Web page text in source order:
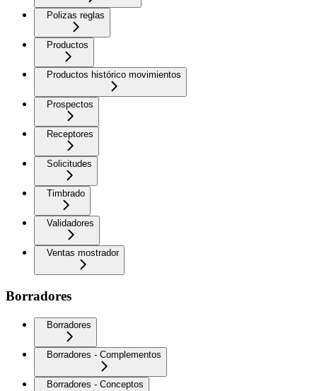
Polizas reglas
Productos
Productos histórico movimientos
Prospectos
Receptores
Solicitudes
Timbrado
Validadores
Ventas mostrador
Borradores
Borradores
Borradores - Complementos
Borradores - Conceptos